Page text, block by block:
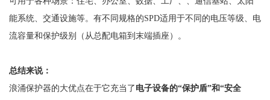
能系统、交通设施等。有不同规格的SPD适用于不同的电压等级、电
流容量和保护级别（从总配电箱到末端插座）。
总结来说：
浪涌保护器的大优点在于它充当了电子设备的“保护盾”和“安全